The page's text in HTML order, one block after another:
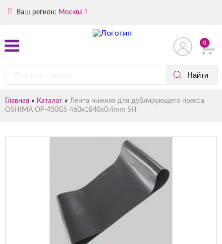
Ваш регион: Москва
0
Главная » Каталог » Лента нижняя для дублирующего пресса
OSHIMA OP-450GS 460х1840х0.4mm SH